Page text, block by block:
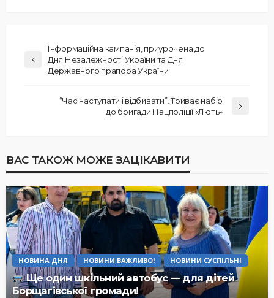
Інформаційна кампанія, приурочена до
Дня Незалежності України та Дня
Державного прапора України
“Час наступати і відбивати”. Триває набір
до бригади Нацполіції «Лють»
ВАС ТАКОЖ МОЖЕ ЗАЦІКАВИТИ
НОВИНА ДНЯ НОВИНИ ВАЖЛИВО! НОВИНИ СУСПІЛЬНІ
Ще один шкільний автобус — для дітей
Борщагівської громади!